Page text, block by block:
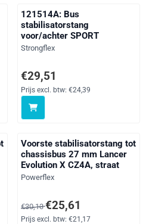
121514A: Bus
stabilisatorstang
voor/achter SPORT
Merk:
Strongflex
Prijs: 29,51, exclusief btw: 24,39
€29,51
Prijs excl. btw: €24,39
btw: 23,12
Voorste stabilisatorstang tot
chassisbus 27 mm Lancer
Evolution X CZ4A, straat
Merk:
Powerflex
Van 30,13 voor 25,61, exclusief
€30,13€25,61
Prijs excl. btw: €21,17